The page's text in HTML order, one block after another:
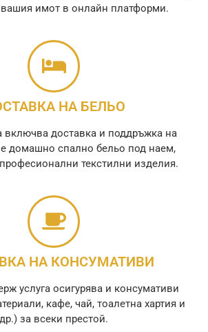
имот в онлайн платформи.
НА БЕЛЬО
включва доставка и поддръжка на
домашно спално бельо под наем,
текстилни изделия.
НА КОНСУМАТИВИ
услуга осигурява и консумативи
кафе, чай, тоалетна хартия и
др.) за всеки престой.